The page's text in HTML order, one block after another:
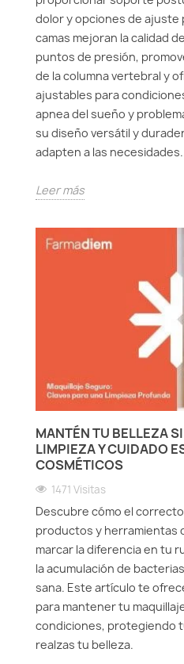
dolor y opciones de ajuste
camas mejoran la calidad
puntos de presión,
de la columna vertebral y
ajustables para
apnea del sueño y
su diseño versátil y
adapten a las
Leer más
MANTÉN TU BELLEZA
LIMPIEZA Y CUIDADO
COSMÉTICOS
1471 Visitas
Descubre cómo el
productos y herramientas
marcar la diferencia en tu
la acumulación de
sana. Este artículo te
para mantener tu
condiciones, protegiendo
realzas tu belleza.